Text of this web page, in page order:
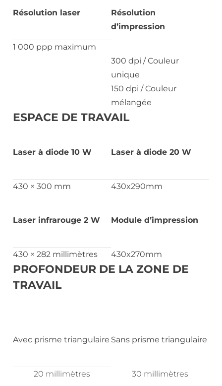
Résolution laser
1 000 ppp maximum
Résolution
d’impression
300 dpi / Couleur
unique
150 dpi / Couleur
mélangée
ESPACE DE TRAVAIL
Laser à diode 10 W
430 × 300 mm
Laser à diode 20 W
430x290mm
Laser infrarouge 2 W
430 × 282 millimètres
Module d’impression
430x270mm
PROFONDEUR DE LA ZONE DE
TRAVAIL
Avec prisme triangulaire
20 millimètres
Sans prisme triangulaire
30 millimètres